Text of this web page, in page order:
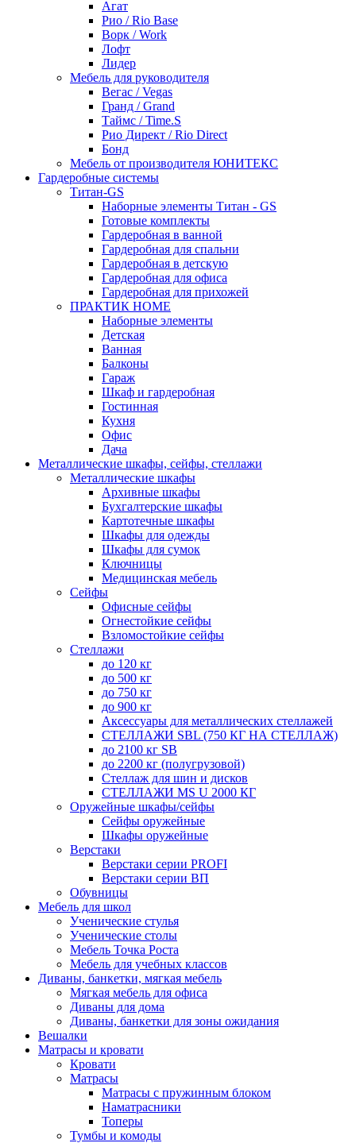
Агат
Рио / Rio Base
Ворк / Work
Лофт
Лидер
Мебель для руководителя
Вегас / Vegas
Гранд / Grand
Таймс / Time.S
Рио Директ / Rio Direct
Бонд
Мебель от производителя ЮНИТЕКС
Гардеробные системы
Титан-GS
Наборные элементы Титан - GS
Готовые комплекты
Гардеробная в ванной
Гардеробная для спальни
Гардеробная в детскую
Гардеробная для офиса
Гардеробная для прихожей
ПРАКТИК HOME
Наборные элементы
Детская
Ванная
Балконы
Гараж
Шкаф и гардеробная
Гостинная
Кухня
Офис
Дача
Металлические шкафы, сейфы, стеллажи
Металлические шкафы
Архивные шкафы
Бухгалтерские шкафы
Картотечные шкафы
Шкафы для одежды
Шкафы для сумок
Ключницы
Медицинская мебель
Сейфы
Офисные сейфы
Огнестойкие сейфы
Взломостойкие сейфы
Стеллажи
до 120 кг
до 500 кг
до 750 кг
до 900 кг
Аксессуары для металлических стеллажей
СТЕЛЛАЖИ SBL (750 КГ НА СТЕЛЛАЖ)
до 2100 кг SB
до 2200 кг (полугрузовой)
Стеллаж для шин и дисков
СТЕЛЛАЖИ MS U 2000 КГ
Оружейные шкафы/сейфы
Сейфы оружейные
Шкафы оружейные
Верстаки
Верстаки серии PROFI
Верстаки серии ВП
Обувницы
Мебель для школ
Ученические стулья
Ученические столы
Мебель Точка Роста
Мебель для учебных классов
Диваны, банкетки, мягкая мебель
Мягкая мебель для офиса
Диваны для дома
Диваны, банкетки для зоны ожидания
Вешалки
Матрасы и кровати
Кровати
Матрасы
Матрасы с пружинным блоком
Наматрасники
Топеры
Тумбы и комоды